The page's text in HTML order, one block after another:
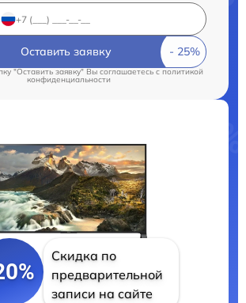
Оставить заявку
"Оставить заявку" Вы соглашаетесь c политикой
конфиденциальности
Скидка по
предварительной
записи на сайте